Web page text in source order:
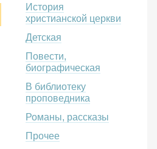
История
христианской церкви
Детская
Повести,
биографическая
В библиотеку
проповедника
Романы, рассказы
Прочее